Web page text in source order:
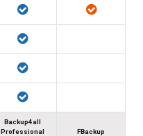
Backup4all
Professional
FBackup